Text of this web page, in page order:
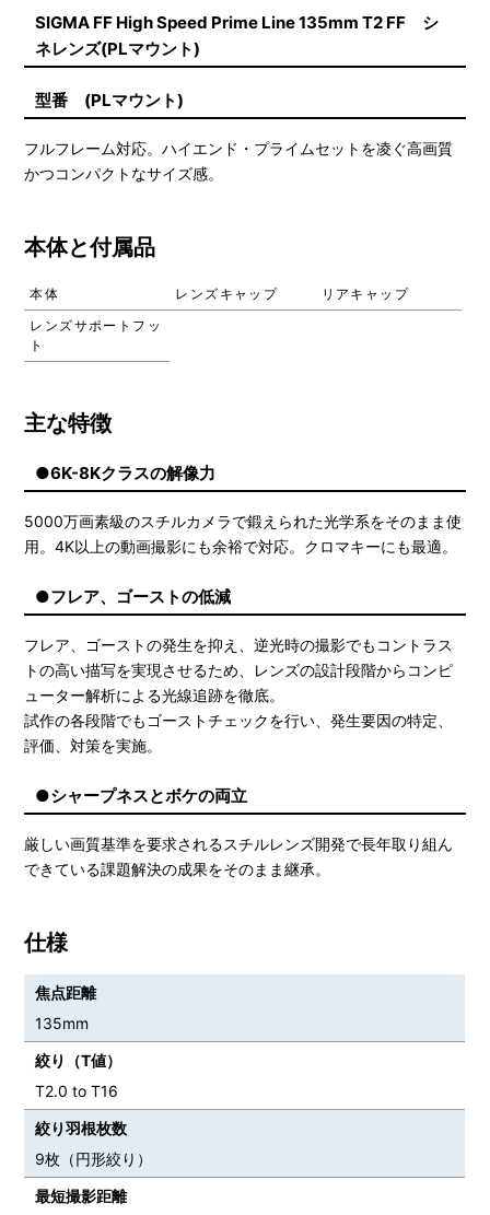
SIGMA FF High Speed Prime Line 135mm T2 FF シ
ネレンズ(PLマウント)
型番 (PLマウント)
フルフレーム対応。ハイエンド・プライムセットを凌ぐ高画質
かつコンパクトなサイズ感。
本体と付属品
本体 レンズキャップ
リアキャップ
レンズサポートフッ
ト
主な特徴
●6K-8Kクラスの解像力
5000万画素級のスチルカメラで鍛えられた光学系をそのまま使
用。4K以上の動画撮影にも余裕で対応。クロマキーにも最適。
●フレア、ゴーストの低減
フレア、ゴーストの発生を抑え、逆光時の撮影でもコントラス
トの高い描写を実現させるため、レンズの設計段階からコンピ
ューター解析による光線追跡を徹底。
試作の各段階でもゴーストチェックを行い、発生要因の特定、
評価、対策を実施。
●シャープネスとボケの両立
厳しい画質基準を要求されるスチルレンズ開発で長年取り組ん
できている課題解決の成果をそのまま継承。
仕様
焦点距離
135mm
絞り（T値）
T2.0 to T16
絞り羽根枚数
9枚（円形絞り）
最短撮影距離